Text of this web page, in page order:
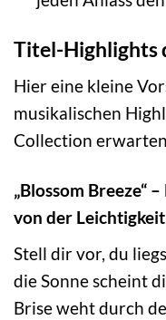
Titel-Highlights
Hier eine kleine
musikalischen
Collection
„Blossom Breeze“
von der
Stell dir vor, du
die Sonne scheint
Brise weht durch